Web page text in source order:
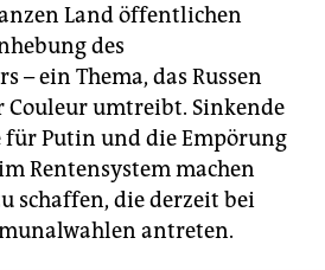
Land öffentlichen
des
– ein Thema, das Russen
umtreibt. Sinkende
Putin und die Empörung
Rentensystem machen
schaffen, die derzeit bei
antreten.